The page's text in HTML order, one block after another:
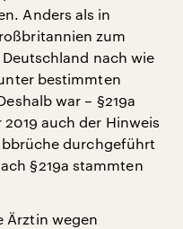
Anders als in
zum
nach wie
bestimmten
war – §219a
auch der Hinweis
durchgeführt
§219a stammten
Ärztin wegen